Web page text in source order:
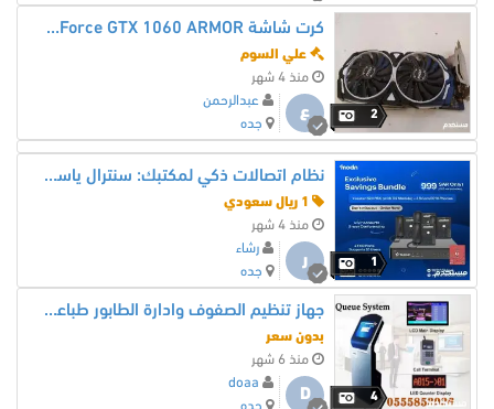
2
كرت شاشة MSI GeForce GTX 1060 ARMOR ورامات DDR3
علي السوم
منذ 4 شهر
ع
عبدالرحمن
جده
1
نظام اتصالات ذكي لمكتبك: سنترال ياستار S20 مع 4 هواتف سنوم IP بسعر توفيري (999 ريال)
منذ 4 شهر
ر
رشاء
جده
4
جهاز تنظيم الصفوف وادارة الطابور طباعة ارقام الانتظار جدة
بدون سعر
منذ 6 شهر
D
doaa